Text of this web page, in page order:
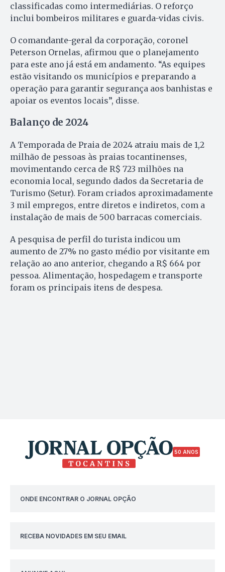
classificadas como intermediárias. O reforço
inclui bombeiros militares e guarda-vidas civis.
O comandante-geral da corporação, coronel
Peterson Ornelas, afirmou que o planejamento
para este ano já está em andamento. “As equipes
estão visitando os municípios e preparando a
operação para garantir segurança aos banhistas e
apoiar os eventos locais”, disse.
Balanço de 2024
A Temporada de Praia de 2024 atraiu mais de 1,2
milhão de pessoas às praias tocantinenses,
movimentando cerca de R$ 723 milhões na
economia local, segundo dados da Secretaria de
Turismo (Setur). Foram criados aproximadamente
3 mil empregos, entre diretos e indiretos, com a
instalação de mais de 500 barracas comerciais.
A pesquisa de perfil do turista indicou um
aumento de 27% no gasto médio por visitante em
relação ao ano anterior, chegando a R$ 664 por
pessoa. Alimentação, hospedagem e transporte
foram os principais itens de despesa.
50 ANOS
ONDE ENCONTRAR O JORNAL OPÇÃO
RECEBA NOVIDADES EM SEU EMAIL